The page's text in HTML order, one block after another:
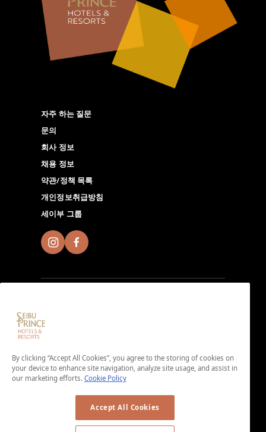
자주 하는 질문
문의
회사 정보
채용 정보
약관/정책 목록
개인정보취급방침
세이부 그룹
Seibu Prince Global Rewards에 가입하고 전 세계에 있
력 넘치는 시간을 체험해 보시기 바랍니다. 앱 다운로드하
기.
＜가입비・연회비 무료＞
By clicking “Accept All Cookies”, you agree to the storing of cookies on
your device to enhance site navigation, analyze site usage, and assist in
our marketing efforts. Cookie Policy
Accept All Cookies